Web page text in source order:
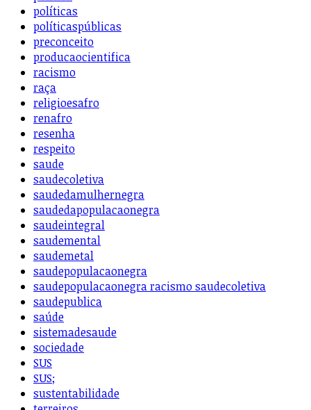
políticas
políticaspúblicas
preconceito
producaocientifica
racismo
raça
religioesafro
renafro
resenha
respeito
saude
saudecoletiva
saudedamulhernegra
saudedapopulacaonegra
saudeintegral
saudemental
saudemetal
saudepopulacaonegra
saudepopulacaonegra racismo saudecoletiva
saudepublica
saúde
sistemadesaude
sociedade
SUS
SUS;
sustentabilidade